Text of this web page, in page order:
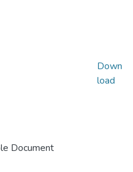
Document
Down
load